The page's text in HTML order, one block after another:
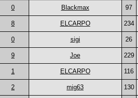
0 Blackmax 97
8 ELCARPO 234
0 sigi 26
9 Joe 229
1 ELCARPO 116
2 mig63 130